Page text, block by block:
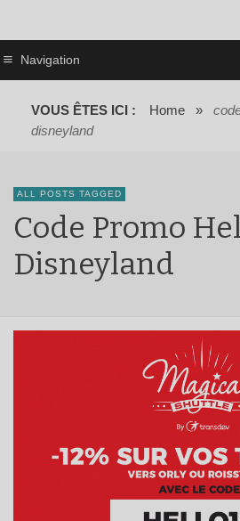
Navigation
VOUS ÊTES ICI : Home »
disneyland
ALL POSTS TAGGED
Code Promo
Disneyland